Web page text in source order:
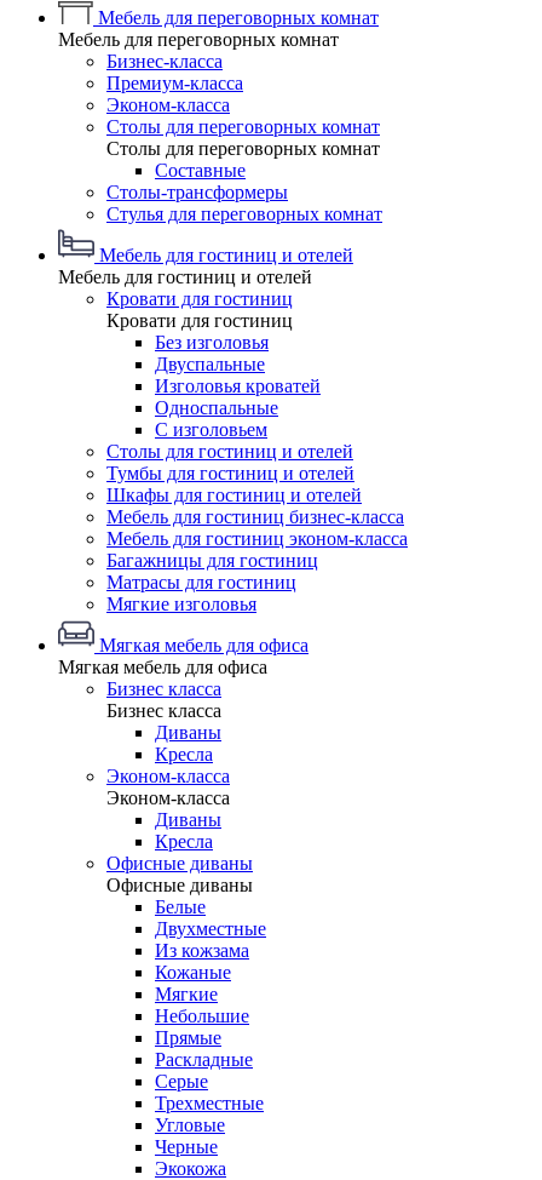
Мебель для переговорных комнат
Мебель для переговорных комнат
Бизнес-класса
Премиум-класса
Эконом-класса
Столы для переговорных комнат
Столы для переговорных комнат
Составные
Столы-трансформеры
Стулья для переговорных комнат
Мебель для гостиниц и отелей
Мебель для гостиниц и отелей
Кровати для гостиниц
Кровати для гостиниц
Без изголовья
Двуспальные
Изголовья кроватей
Односпальные
С изголовьем
Столы для гостиниц и отелей
Тумбы для гостиниц и отелей
Шкафы для гостиниц и отелей
Мебель для гостиниц бизнес-класса
Мебель для гостиниц эконом-класса
Багажницы для гостиниц
Матрасы для гостиниц
Мягкие изголовья
Мягкая мебель для офиса
Мягкая мебель для офиса
Бизнес класса
Бизнес класса
Диваны
Кресла
Эконом-класса
Эконом-класса
Диваны
Кресла
Офисные диваны
Офисные диваны
Белые
Двухместные
Из кожзама
Кожаные
Мягкие
Небольшие
Прямые
Раскладные
Серые
Трехместные
Угловые
Черные
Экокожа